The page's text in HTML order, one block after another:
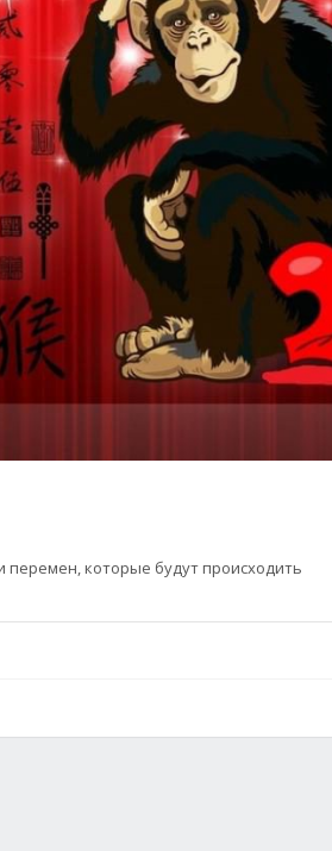
перемен, которые будут происходить